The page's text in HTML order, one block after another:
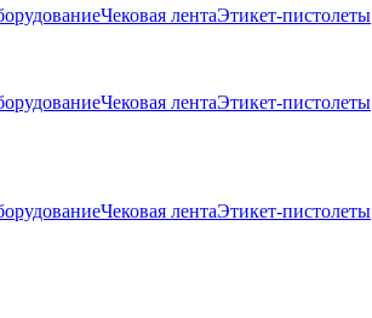
лентаЭтикет-пистолеты
лентаЭтикет-пистолеты
лентаЭтикет-пистолеты